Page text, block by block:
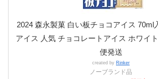
2024 森永製菓 白い板チョコアイス 70ml
アイス 人気 チョコレートアイス ホワイ
便発送
created by Rinker
ノーブランド品